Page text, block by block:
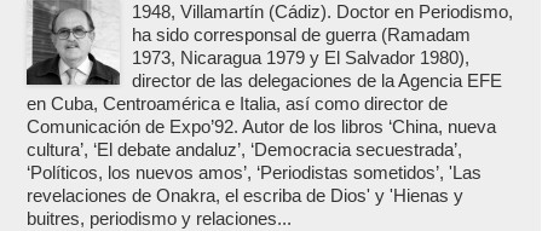
1948, Villamartín (Cádiz). Doctor en Periodismo,
ha sido corresponsal de guerra (Ramadam
1973, Nicaragua 1979 y El Salvador 1980),
director de las delegaciones de la Agencia EFE
en Cuba, Centroamérica e Italia, así como director de
Comunicación de Expo’92. Autor de los libros ‘China, nueva
cultura’, ‘El debate andaluz’, ‘Democracia secuestrada’,
‘Políticos, los nuevos amos’, ‘Periodistas sometidos’, 'Las
revelaciones de Onakra, el escriba de Dios' y 'Hienas y
buitres, periodismo y relaciones...